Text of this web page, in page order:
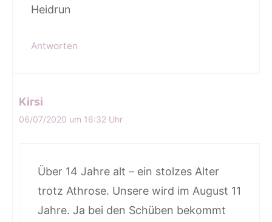
Heidrun
Antworten
Kirsi
06/07/2020 um 16:32 Uhr
Über 14 Jahre alt – ein stolzes Alter
trotz Athrose. Unsere wird im August 11
Jahre. Ja bei den Schüben bekommt